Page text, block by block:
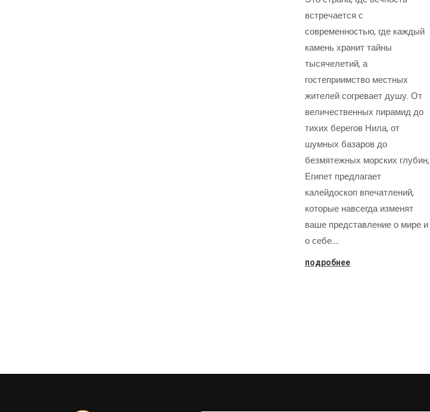
встречается с
современностью, где каждый
камень хранит тайны
тысячелетий, а
гостеприимство местных
жителей согревает душу. От
величественных пирамид до
тихих берегов Нила, от
шумных базаров до
безмятежных морских глубин,
Египет предлагает
калейдоскоп впечатлений,
которые навсегда изменят
ваше представление о мире и
о себе.…
подробнее